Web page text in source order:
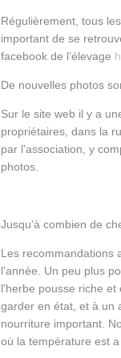
Régulièrement, tous
important de se
facebook de l’élevage
De nouvelles photos
Sur le site web il y a
propriétaires, dans la
par l'association, y
photos.
Jusqu'à combien de
Les recommandations
l'année. Un peu plus
l'herbe pousse riche et
garder en état, et à un
nourriture important.
où la température est a